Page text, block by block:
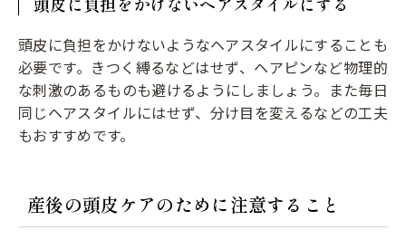
頭皮に負担をかけないようなヘアスタイルにすることも
必要です。きつく縛るなどはせず、ヘアピンなど物理的
な刺激のあるものも避けるようにしましょう。また毎日
同じヘアスタイルにはせず、分け目を変えるなどの工夫
もおすすめです。
産後の頭皮ケアのために注意すること